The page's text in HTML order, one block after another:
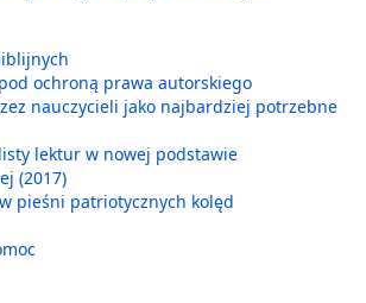
ochroną prawa autorskiego
nauczycieli jako najbardziej potrzebne
lektur w nowej podstawie
(2017)
pieśni patriotycznych kolęd